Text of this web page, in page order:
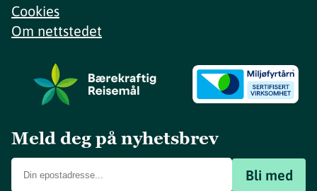
Cookies
Om nettstedet
Meld deg på nyhetsbrev
Bli med